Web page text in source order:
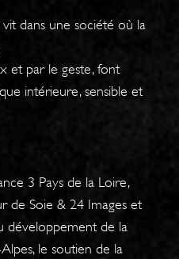
dans une société où la
et par le geste, font
intérieure, sensible et
3 Pays de la Loire,
de Soie & 24 Images et
développement de la
le soutien de la